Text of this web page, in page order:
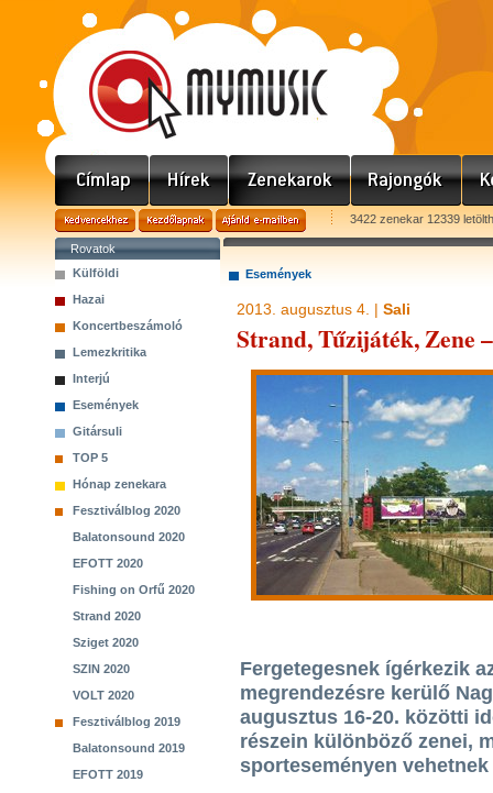
3422 zenekar 12339
Rovatok
Külföldi
Hazai
Koncertbeszámoló
Lemezkritika
Interjú
Események
Gitársuli
TOP 5
Hónap zenekara
Fesztiválblog 2020
Balatonsound 2020
EFOTT 2020
Fishing on Orfű 2020
Strand 2020
Sziget 2020
SZIN 2020
VOLT 2020
Fesztiválblog 2019
Balatonsound 2019
EFOTT 2019
Események
2013. augusztus 4. | Sali
Strand, Tűzijáték, Zene
Fergetegesnek ígérkezik
megrendezésre kerülő
augusztus 16-20. közötti
részein különböző zenei,
sporteseményen